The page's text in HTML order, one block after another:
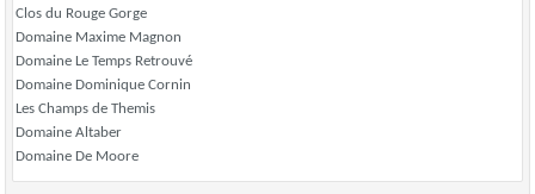
Clos du Rouge Gorge
Domaine Maxime Magnon
Domaine Le Temps Retrouvé
Domaine Dominique Cornin
Les Champs de Themis
Domaine Altaber
Domaine De Moore